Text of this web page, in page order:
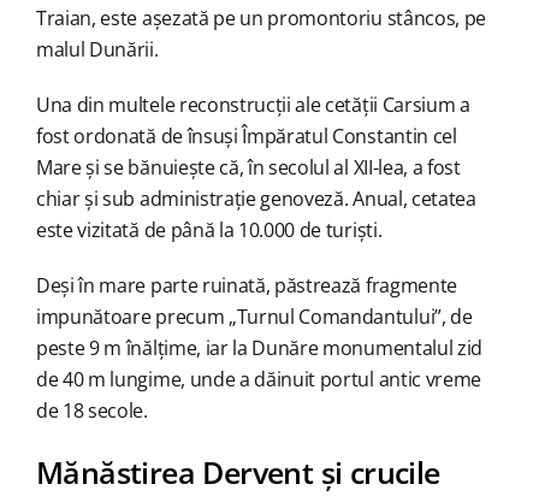
Traian, este așezată pe un promontoriu stâncos, pe
malul Dunării.
Una din multele reconstrucții ale cetății Carsium a
fost ordonată de însuși Împăratul Constantin cel
Mare și se bănuiește că, în secolul al XII-lea, a fost
chiar și sub administrație genoveză. Anual, cetatea
este vizitată de până la 10.000 de turiști.
Deși în mare parte ruinată, păstrează fragmente
impunătoare precum „Turnul Comandantului”, de
peste 9 m înălțime, iar la Dunăre monumentalul zid
de 40 m lungime, unde a dăinuit portul antic vreme
de 18 secole.
Mănăstirea Dervent și crucile